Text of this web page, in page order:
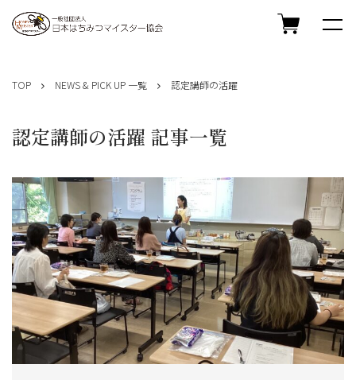
TOP NEWS & PICK UP 一覧 認定講師の活躍
認定講師の活躍 記事一覧